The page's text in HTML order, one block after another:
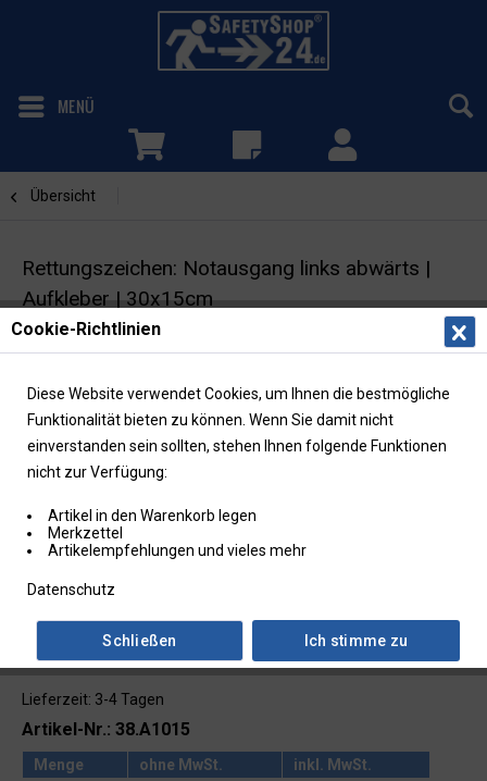
MENÜ
Übersicht
Rettungszeichen: Notausgang links abwärts |
Aufkleber | 30x15cm
Lieferzeit: 3-4 Tagen
Artikel-Nr.: 38.A1015
Menge ohne MwSt.
inkl. MwSt.
Cookie-Richtlinien
Diese Website verwendet Cookies, um Ihnen die bestmögliche
Funktionalität bieten zu können. Wenn Sie damit nicht
einverstanden sein sollten, stehen Ihnen folgende Funktionen
nicht zur Verfügung:
Artikel in den Warenkorb legen
Merkzettel
Artikelempfehlungen und vieles mehr
Datenschutz
Ich stimme zu
Schließen